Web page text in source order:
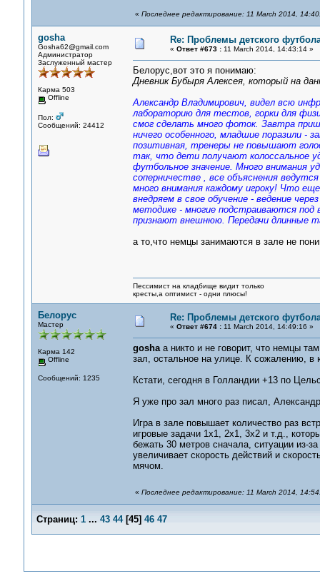
« Последнее редактирование: 11 March 2014,
gosha
Gosha62@gmail.com
Администратор
Заслуженный мастер
Карма 503
Offline
Пол:
Сообщений: 24412
Re: Проблемы детского
« Ответ #673 :11 March 2014, 14:43:14 »
Белорус,вот это я понимаю:
Дневник Бубыря Алексея, который на
Александр Владимирович, видел всю
лабораторию для тестов, горки для
смог сделать много фоток. Завтра
ничего особенного, младшие поразили -
позитивная, тренеры не повышают
так, что дети получают колоссальное
футбольное значение. Много внимания
соперничестве , все объяснения
много внимания каждому игроку! Что
внедряем в свое обучение - ведение
методике - многие подстраиваются
признают внешнюю. Передачи длинные
а то,что немцы занимаются в зале не
Пессимист на кладбище видит только
кресты,а оптимист - одни плюсы!
Белорус
Мастер
Карма 142
Offline
Сообщений: 1235
Re: Проблемы детского
« Ответ #674 :11 March 2014, 14:49:16 »
goshaа никто и не говорит, что немцы
зал, остальное на улице. К сожалению, в
Кстати, сегодня в Голландии +13 по
Я уже про зал много раз писал,
Игра в зале повышает количество раз
игровые задачи 1х1, 2х1, 3х2 и т.д.,
бежать 30 метров сначала, ситуации из-
увеличивает скорость действий и
мячом.
« Последнее редактирование: 11 March 2014,
Страниц: 1 ... 43 44[45] 46 47